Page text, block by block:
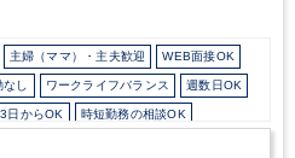
ご就業後、1年程で正社員として切
代の業務フローをベースにフォー
ら、繁忙期であっても17：30には
・将来的には10社程お任せする予
はないため難しく考える必要はござ
主婦（ママ）・主夫歓迎 WEB面接OK
し ワークライフバランス 週数日OK
日からOK 時短勤務の相談OK